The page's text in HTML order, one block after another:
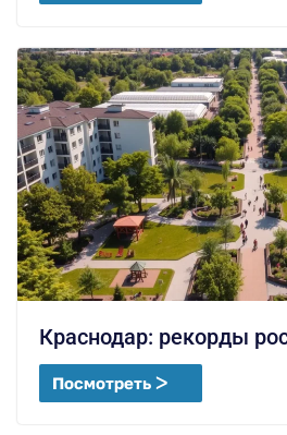
Краснодар: рекорды
Посмотреть ᐳ